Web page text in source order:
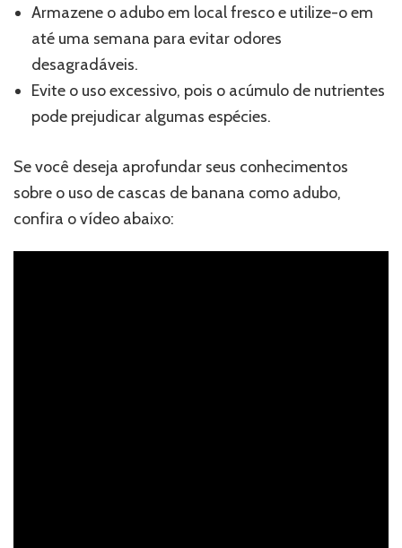
Armazene o adubo em local fresco e utilize-o em
até uma semana para evitar odores
desagradáveis.
Evite o uso excessivo, pois o acúmulo de nutrientes
pode prejudicar algumas espécies.
Se você deseja aprofundar seus conhecimentos
sobre o uso de cascas de banana como adubo,
confira o vídeo abaixo: